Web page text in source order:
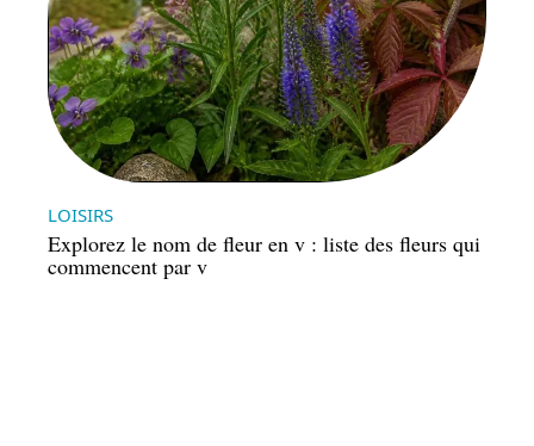
LOISIRS
Explorez le nom de fleur en v : liste des fleurs qui
commencent par v